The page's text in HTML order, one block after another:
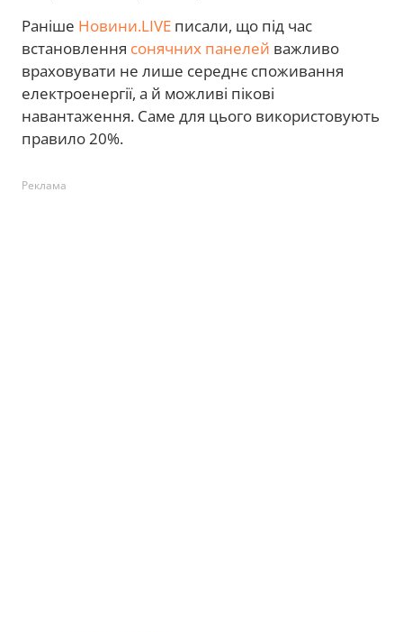
Раніше Новини.LIVE писали, що під час
встановлення сонячних панелей важливо
враховувати не лише середнє споживання
електроенергії, а й можливі пікові
навантаження. Саме для цього використовують
правило 20%.
Реклама